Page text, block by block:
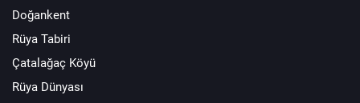
Doğankent
Rüya Tabiri
Çatalağaç Köyü
Rüya Dünyası